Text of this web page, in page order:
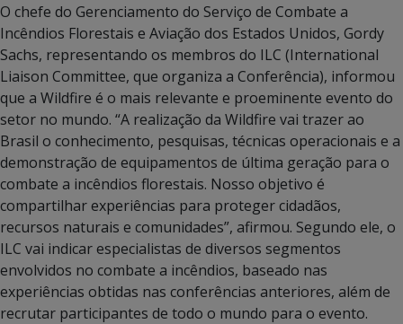
O chefe do Gerenciamento do Serviço de Combate a
Incêndios Florestais e Aviação dos Estados Unidos, Gordy
Sachs, representando os membros do ILC (International
Liaison Committee, que organiza a Conferência), informou
que a Wildfire é o mais relevante e proeminente evento do
setor no mundo. “A realização da Wildfire vai trazer ao
Brasil o conhecimento, pesquisas, técnicas operacionais e a
demonstração de equipamentos de última geração para o
combate a incêndios florestais. Nosso objetivo é
compartilhar experiências para proteger cidadãos,
recursos naturais e comunidades”, afirmou. Segundo ele, o
ILC vai indicar especialistas de diversos segmentos
envolvidos no combate a incêndios, baseado nas
experiências obtidas nas conferências anteriores, além de
recrutar participantes de todo o mundo para o evento.